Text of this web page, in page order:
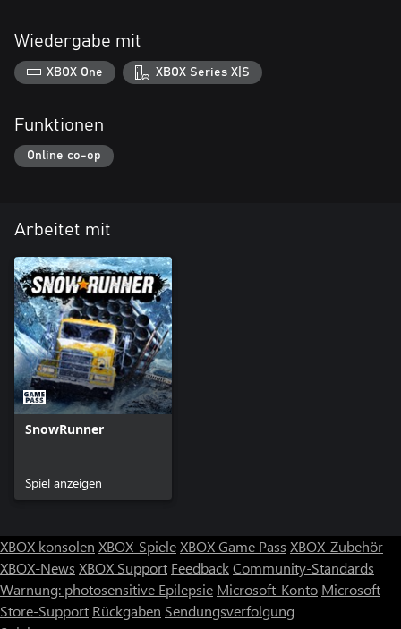
Wiedergabe mit
XBOX One XBOX Series X|S
Funktionen
Online co-op
Arbeitet mit
SnowRunner
Spiel anzeigen
XBOX konsolen XBOX-SpieleXBOX Game Pass XBOX-Zubehör
XBOX-News XBOX Support FeedbackCommunity-Standards
Warnung: photosensitive Epilepsie Microsoft-Konto Microsoft
Store-Support Rückgaben Sendungsverfolgung